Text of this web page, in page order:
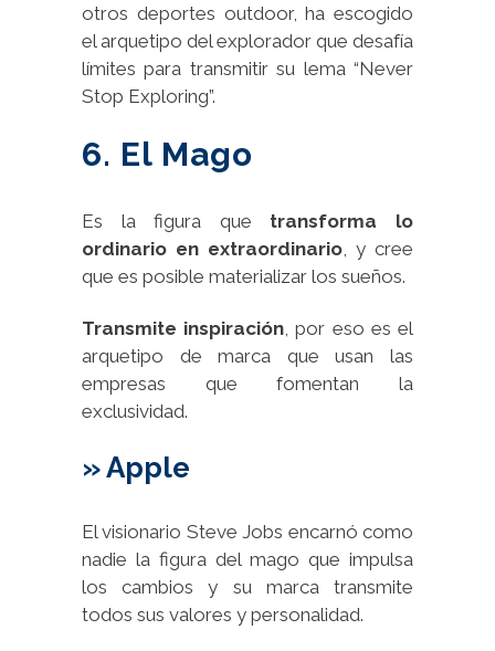
otros deportes outdoor, ha escogido
el arquetipo del explorador que desafía
límites para transmitir su lema “Never
Stop Exploring”.
6. El Mago
Es la figura que transforma lo
ordinario en extraordinario , y cree
que es posible materializar los sueños.
Transmite inspiración , por eso es el
arquetipo de marca que usan las
empresas que fomentan la
exclusividad.
» Apple
El visionario Steve Jobs encarnó como
nadie la figura del mago que impulsa
los cambios y su marca transmite
todos sus valores y personalidad.